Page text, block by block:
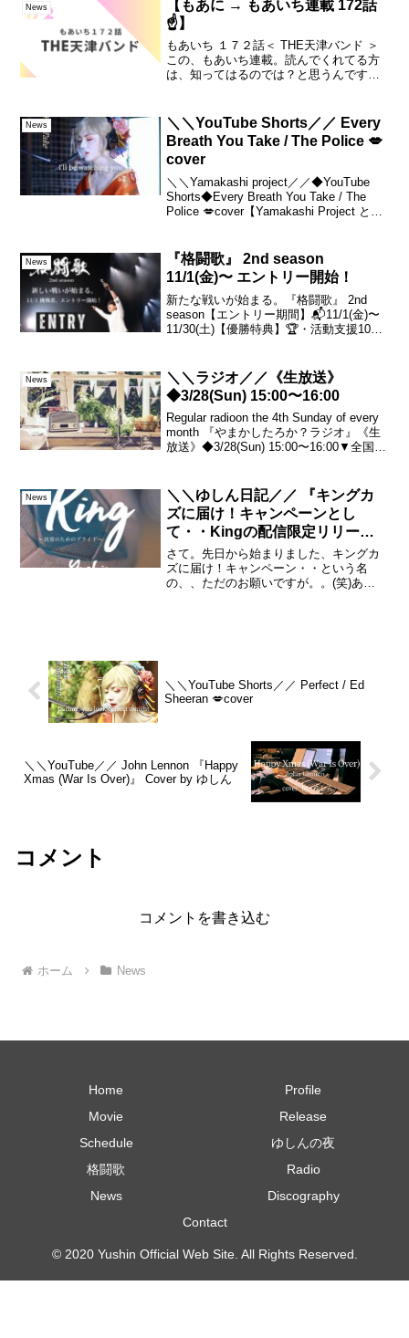
News
【もあに → もあいち連載 172話
☝️】
もあいち １７２話＜ THE天津バンド ＞
この、もあいち連載。読んでくれてる方
は、知ってはるのでは？と思うんです
日連載が続いている・・んですね。当初
は「もあに連載」...
News
＼＼YouTube Shorts／／ Every
Breath You Take / The Police 💋
cover
＼＼Yamakashi project／／◆YouTube
Shorts◆Every Breath You Take / The
Police 💋cover【Yamakashi Project と
News
『格闘歌』 2nd season
11/1(金)〜 エントリー開始！
新たな戦いが始まる。『格闘歌』 2nd
season【エントリー期間】📬11/1(金)〜
11/30(土)【優勝特典】🏆・活動支援100
いる人なら誰でも（国籍・性別・プ...
News
＼＼ラジオ／／《生放送》
◆3/28(Sun) 15:00〜16:00
Regular radioon the 4th Sunday of every
month 『やまかしたろか？ラジオ』《生
放送》◆3/28(Sun) 15:00〜16:00▼全国か
News
＼＼ゆしん日記／／ 『キングカ
ズに届け！キャンペーンとし
て・・Kingの配信限定リリース
です！(*´▽｀*)』
さて。先日から始まりました、キングカ
ズに届け！キャンペーン・・という名
の、、ただのお願いですが。。(笑)あ
＼＼YouTube Shorts／／ Perfect / Ed
Sheeran 💋cover
＼＼YouTube／／ John Lennon 『Happy
Xmas (War Is Over)』 Cover by ゆしん
コメント
コメントを書き込む
ホーム News
Home
Profile
Movie
Release
Schedule
ゆしんの夜
格闘歌
Radio
News
Discography
Contact
© 2020 Yushin Official Web Site. All Rights Reserved.